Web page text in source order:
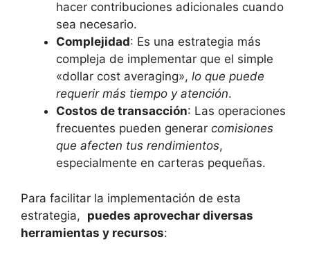
hacer ‍contribuciones adicionales cuando
sea ​necesario.
Complejidad: Es una estrategia más
compleja ​de implementar que el simple⁢
«dollar cost ⁣averaging», lo que puede
requerir más tiempo⁣ y atención.
Costos de ​transacción:⁣ Las operaciones
frecuentes pueden generar comisiones
que afecten ⁢tus rendimientos,
especialmente en carteras pequeñas.
Para facilitar⁢ la ⁤implementación de ⁢esta
estrategia, ‍ puedes⁢ aprovechar diversas ​
herramientas y recursos: